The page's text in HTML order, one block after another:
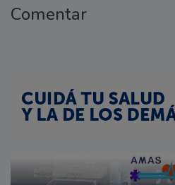
Comentar